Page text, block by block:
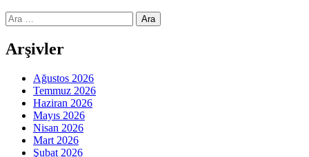
Arama:
Arşivler
Ağustos 2026
Temmuz 2026
Haziran 2026
Mayıs 2026
Nisan 2026
Mart 2026
Şubat 2026